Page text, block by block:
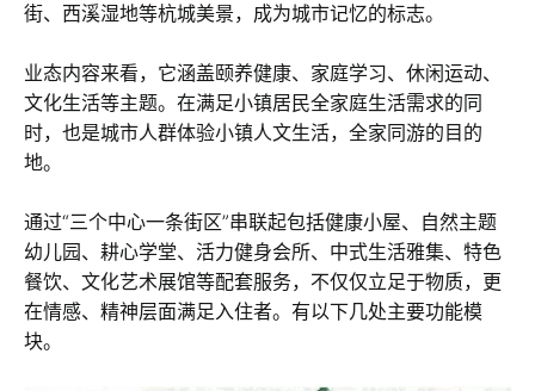
街、西溪湿地等杭城美景，成为城市记忆的标志。
业态内容来看，它涵盖颐养健康、家庭学习、休闲运动、
文化生活等主题。在满足小镇居民全家庭生活需求的同
时，也是城市人群体验小镇人文生活，全家同游的目的
地。
通过“三个中心一条街区”串联起包括健康小屋、自然主题
幼儿园、耕心学堂、活力健身会所、中式生活雅集、特色
餐饮、文化艺术展馆等配套服务，不仅仅立足于物质，更
在情感、精神层面满足入住者。有以下几处主要功能模
块。